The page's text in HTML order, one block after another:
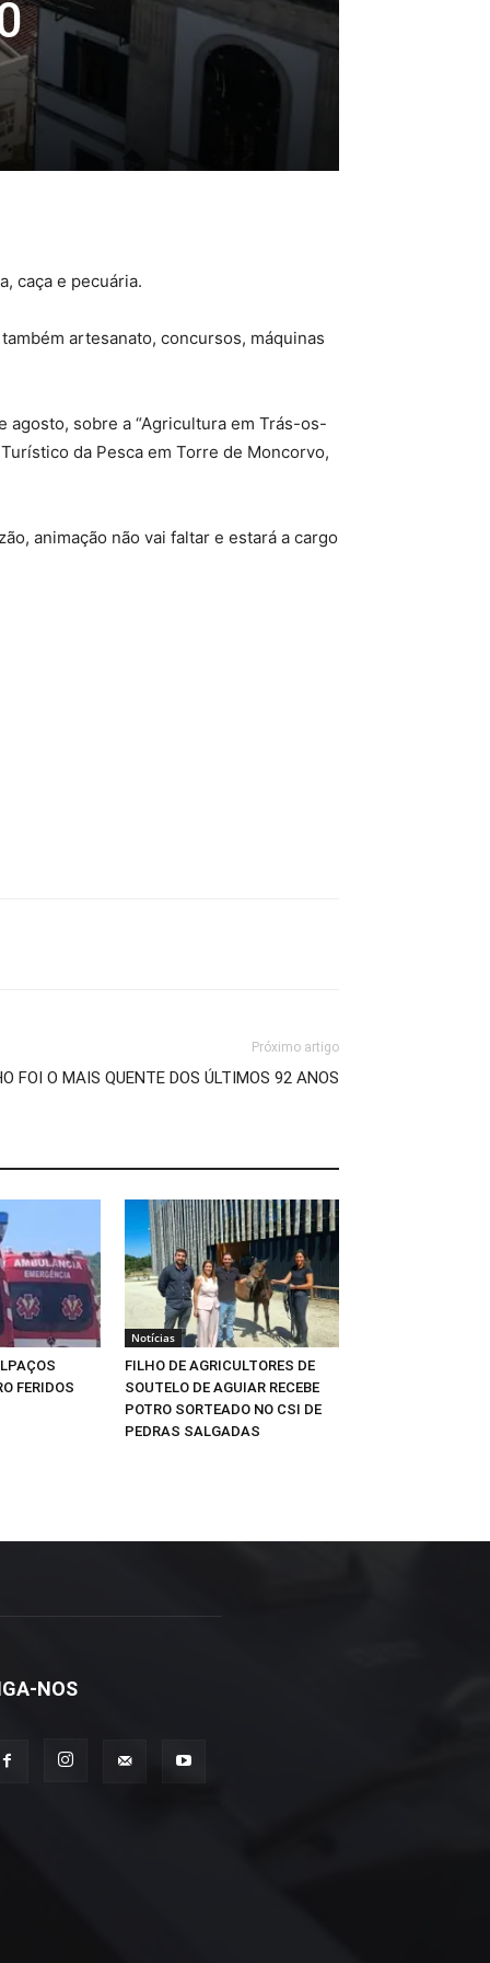
caça e pecuária.
artesanato, concursos, máquinas
agosto, sobre a “Agricultura em Trás-os-
da Pesca em Torre de Moncorvo,
animação não vai faltar e estará a cargo
Próximo artigo
FOI O MAIS QUENTE DOS ÚLTIMOS 92 ANOS
FERIDOS
Notícias
FILHO DE AGRICULTORES DE
SOUTELO DE AGUIAR RECEBE
POTRO SORTEADO NO CSI DE
PEDRAS SALGADAS
NOS